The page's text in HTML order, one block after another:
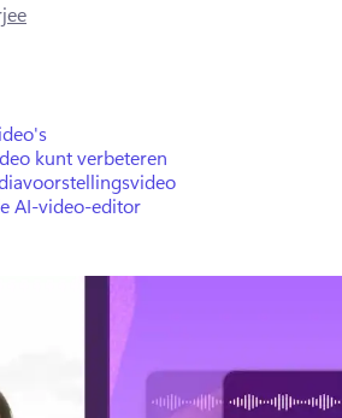
kunt verbeteren
AI-video-editor